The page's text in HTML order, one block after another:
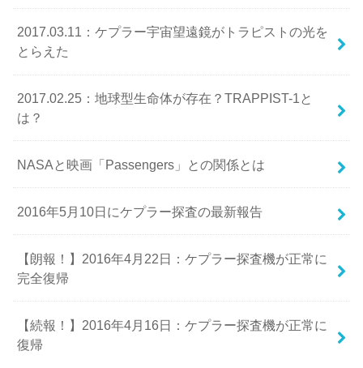
2017.03.11：ケプラー宇宙望遠鏡がトラピストの光を
とらえた
2017.02.25：地球型生命体が存在？TRAPPIST-1と
は？
NASAと映画「Passengers」との関係とは
2016年5月10日にケプラー探査の最新報告
【朗報！】2016年4月22日：ケプラー探査機が正常に
完全復帰
【続報！】2016年4月16日：ケプラー探査機が正常に
復帰